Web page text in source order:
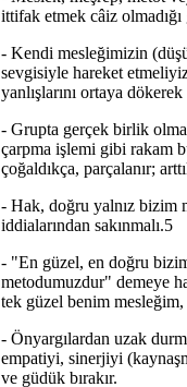
ittifak etmek câiz
- Kendi mesleğimizin
sevgisiyle hareket
yanlışlarını ortaya
- Grupta gerçek birlik
çarpma işlemi gibi rakam
çoğaldıkça, parçalanır;
- Hak, doğru yalnız bizim
iddialarından sakınmalı.5
- "En güzel, en doğru
metodumuzdur" demeye
tek güzel benim
- Önyargılardan uzak
empatiyi, sinerjiyi
ve güdük bırakır.